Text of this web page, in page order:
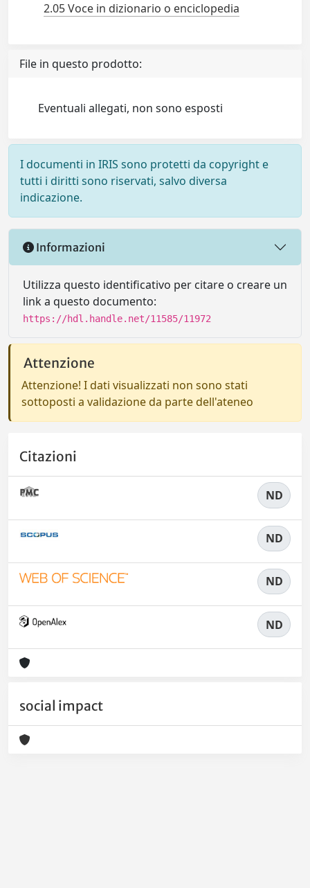
2.05 Voce in dizionario o enciclopedia
File in questo prodotto:
Eventuali allegati, non sono esposti
I documenti in IRIS sono protetti da copyright e
tutti i diritti sono riservati, salvo diversa
indicazione.
Informazioni
Utilizza questo identificativo per citare o creare un
link a questo documento:
https://hdl.handle.net/11585/11972
Attenzione
Attenzione! I dati visualizzati non sono stati
sottoposti a validazione da parte dell'ateneo
Citazioni
ND
ND
ND
ND
social impact